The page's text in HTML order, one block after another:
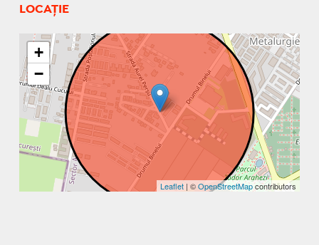
LOCAȚIE
+
−
Leaflet | ©OpenStreetMapcontributors